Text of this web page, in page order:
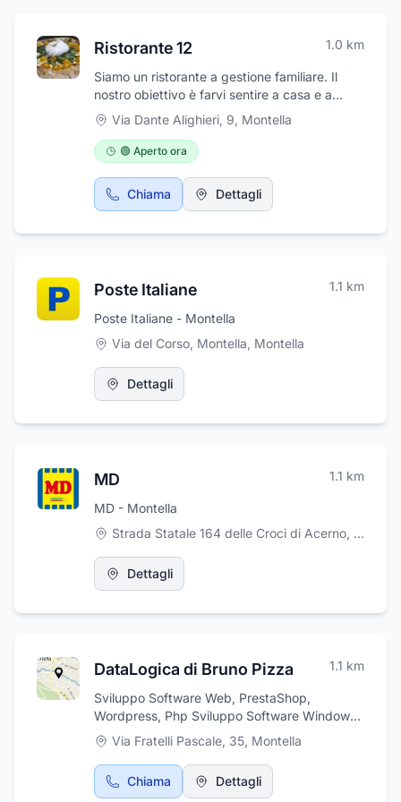
Ristorante 12 1.0 km
Siamo un ristorante a gestione familiare. Il
nostro obiettivo è farvi sentire a casa e a
vostro agio. Cucina locale, baccalà e paella,
pizza in forno a legna.
Via Dante Alighieri, 9, Montella
🟢 Aperto ora
Chiama Dettagli
Poste Italiane 1.1 km
Poste Italiane - Montella
Via del Corso, Montella, Montella
Dettagli
MD 1.1 km
MD - Montella
Strada Statale 164 delle Croci di Acerno, Montella
Dettagli
DataLogica di Bruno Pizza 1.1 km
Sviluppo Software Web, PrestaShop,
Wordpress, Php Sviluppo Software Windows
Visual Studio/C#
Via Fratelli Pascale, 35, Montella
Chiama Dettagli